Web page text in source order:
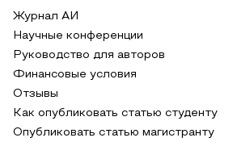
Журнал АИ
Научные конференции
Руководство для авторов
Финансовые условия
Отзывы
Как опубликовать статью студенту
Опубликовать статью магистранту